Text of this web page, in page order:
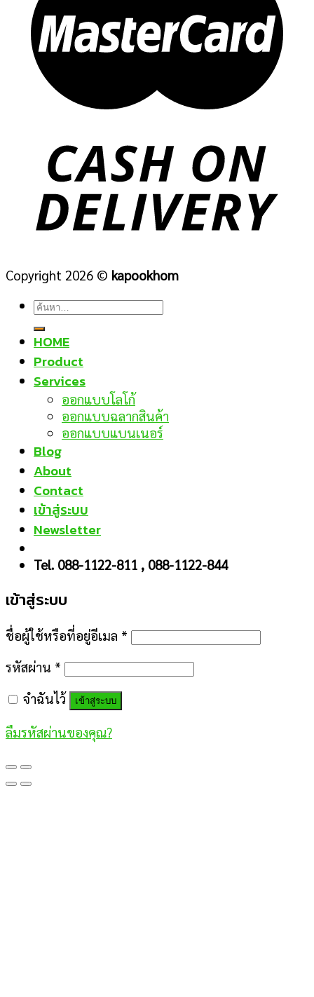
Copyright 2026 © kapookhom
ค้นหา:
HOME
Product
Services
ออกแบบโลโก้
ออกแบบฉลากสินค้า
ออกแบบแบนเนอร์
Blog
About
Contact
เข้าสู่ระบบ
Newsletter
Tel. 088-1122-811 , 088-1122-844
เข้าสู่ระบบ
ชื่อผู้ใช้หรือที่อยู่อีเมล *
รหัสผ่าน *
จำฉันไว้
เข้าสู่ระบบ
ลืมรหัสผ่านของคุณ?